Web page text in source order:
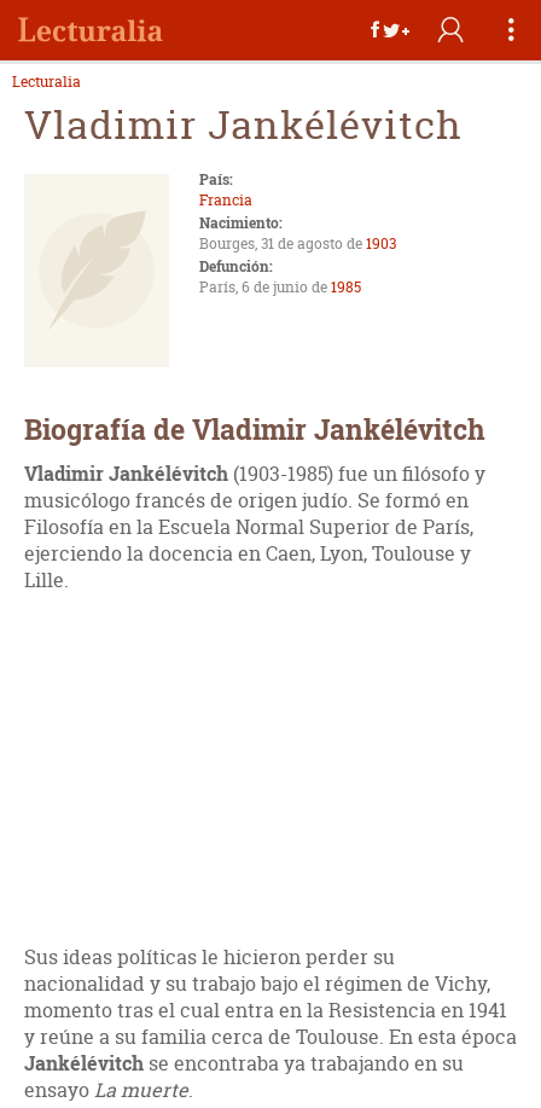
Lecturalia
Vladimir Jankélévitch
País:
Francia
Nacimiento:
Bourges, 31 de agosto de1903
Defunción:
París, 6 de junio de1985
Biografía de Vladimir Jankélévitch
Vladimir Jankélévitch (1903-1985) fue un filósofo y
musicólogo francés de origen judío. Se formó en
Filosofía en la Escuela Normal Superior de París,
ejerciendo la docencia en Caen, Lyon, Toulouse y
Lille.
Sus ideas políticas le hicieron perder su
nacionalidad y su trabajo bajo el régimen de Vichy,
momento tras el cual entra en la Resistencia en 1941
y reúne a su familia cerca de Toulouse. En esta época
Jankélévitch se encontraba ya trabajando en su
ensayoLa muerte.